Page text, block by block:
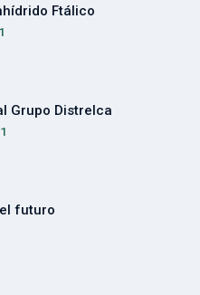
Ftálico
Grupo Distrelca
futuro